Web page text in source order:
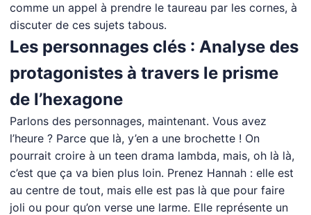
comme un appel à prendre le taureau par les cornes, à
discuter de ces sujets tabous.
Les personnages clés : Analyse des
protagonistes à travers le prisme
de l’hexagone
Parlons des personnages, maintenant. Vous avez
l’heure ? Parce que là, y’en a une brochette ! On
pourrait croire à un teen drama lambda, mais, oh là là,
c’est que ça va bien plus loin. Prenez Hannah : elle est
au centre de tout, mais elle est pas là que pour faire
joli ou pour qu’on verse une larme. Elle représente un